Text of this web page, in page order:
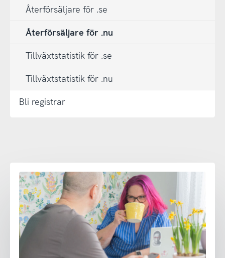
Återförsäljare för .se
Återförsäljare för .nu
Tillväxtstatistik för .se
Tillväxtstatistik för .nu
Bli registrar